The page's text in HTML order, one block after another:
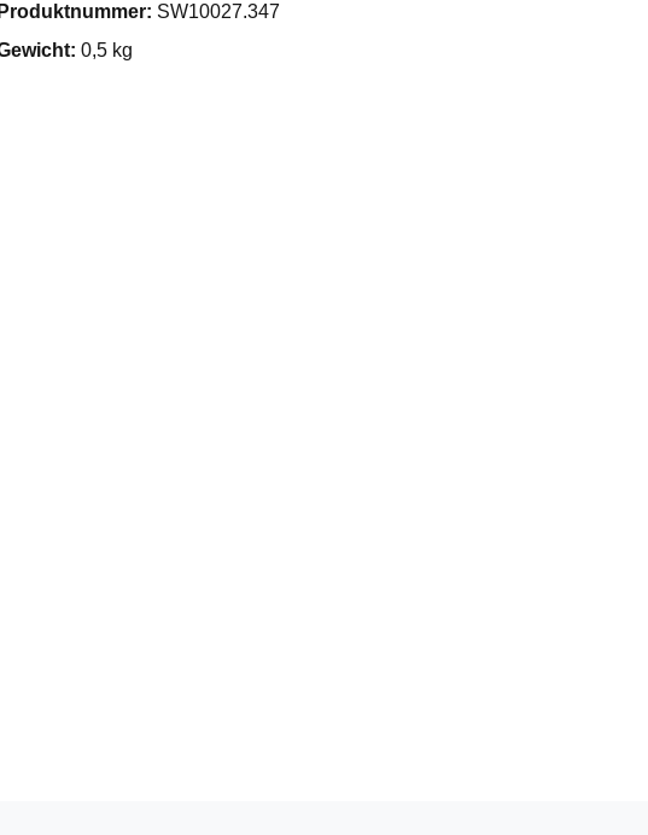
Produktnummer: SW10027.347
0,5 kg